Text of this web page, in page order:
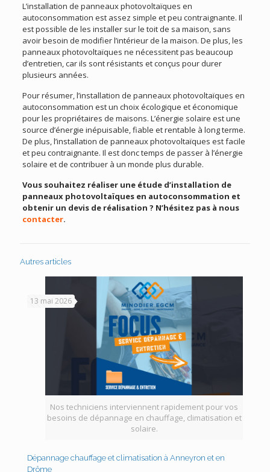
L’installation de panneaux photovoltaïques en
autoconsommation est assez simple et peu contraignante. Il
est possible de les installer sur le toit de sa maison, sans
avoir besoin de modifier l’intérieur de la maison. De plus, les
panneaux photovoltaïques ne nécessitent pas beaucoup
d’entretien, car ils sont résistants et conçus pour durer
plusieurs années.
Pour résumer, l’installation de panneaux photovoltaïques en
autoconsommation est un choix écologique et économique
pour les propriétaires de maisons. L’énergie solaire est une
source d’énergie inépuisable, fiable et rentable à long terme.
De plus, l’installation de panneaux photovoltaïques est facile
et peu contraignante. Il est donc temps de passer à l’énergie
solaire et de contribuer à un monde plus durable.
Vous souhaitez réaliser une étude d’installation de
panneaux photovoltaïques en autoconsommation et
obtenir un devis de réalisation ? N’hésitez pas à nous
contacter.
Autres articles
Nos techniciens interviennent rapidement pour vos
besoins de dépannage en chauffage, climatisation et
solaire.
13 mai 2026
Dépannage chauffage et climatisation à Anneyron et en
Drôme